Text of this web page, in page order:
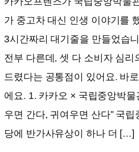
가 중고차 대신 인생 이야기를
3시간짜리 대기줄을 만들었습
전부 다른데, 셋 다 소비자 심리
드렸다는 공통점이 있어요. 바
에요. 1. 카카오 × 국립중앙박
우면 간다, 귀여우면 산다” 국
당에 반가사유상이 하나 더 […]